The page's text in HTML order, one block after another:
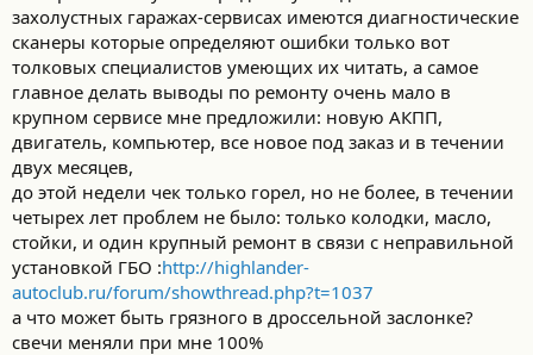
захолустных гаражах-сервисах имеются диагностические
сканеры которые определяют ошибки только вот
толковых специалистов умеющих их читать, а самое
главное делать выводы по ремонту очень мало в
крупном сервисе мне предложили: новую АКПП,
двигатель, компьютер, все новое под заказ и в течении
двух месяцев,
до этой недели чек только горел, но не более, в течении
четырех лет проблем не было: только колодки, масло,
стойки, и один крупный ремонт в связи с неправильной
установкой ГБО :http://highlander-
autoclub.ru/forum/showthread.php?t=1037
а что может быть грязного в дроссельной заслонке?
свечи меняли при мне 100%